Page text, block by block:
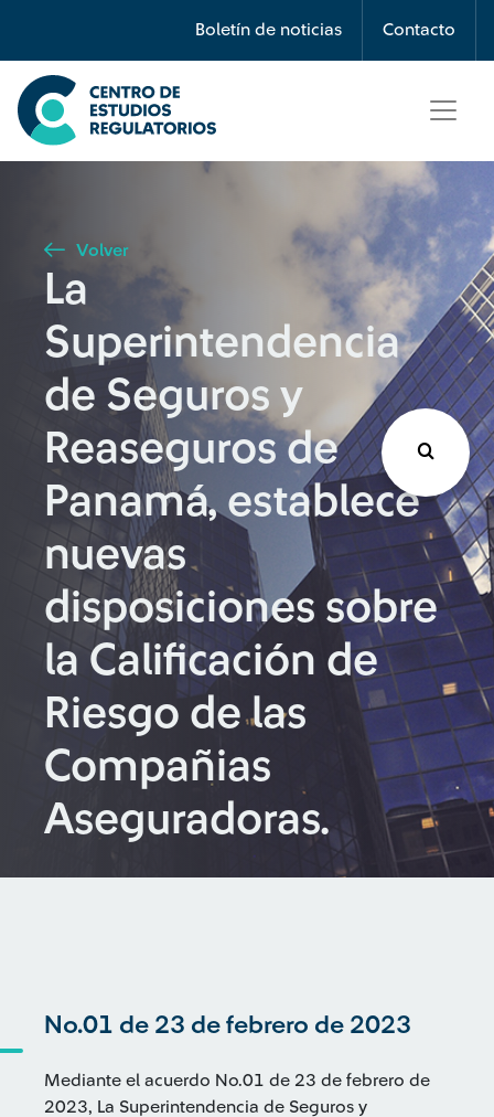
Boletín de noticias Contacto
Búsqueda
Seleccione país
Buscar
Volver
La
Superintendencia
de Seguros y
Reaseguros de
Panamá, establece
nuevas
disposiciones sobre
la Calificación de
Riesgo de las
Compañias
Aseguradoras.
No.01 de 23 de febrero de 2023
Mediante el acuerdo No.01 de 23 de febrero de
2023, La Superintendencia de Seguros y